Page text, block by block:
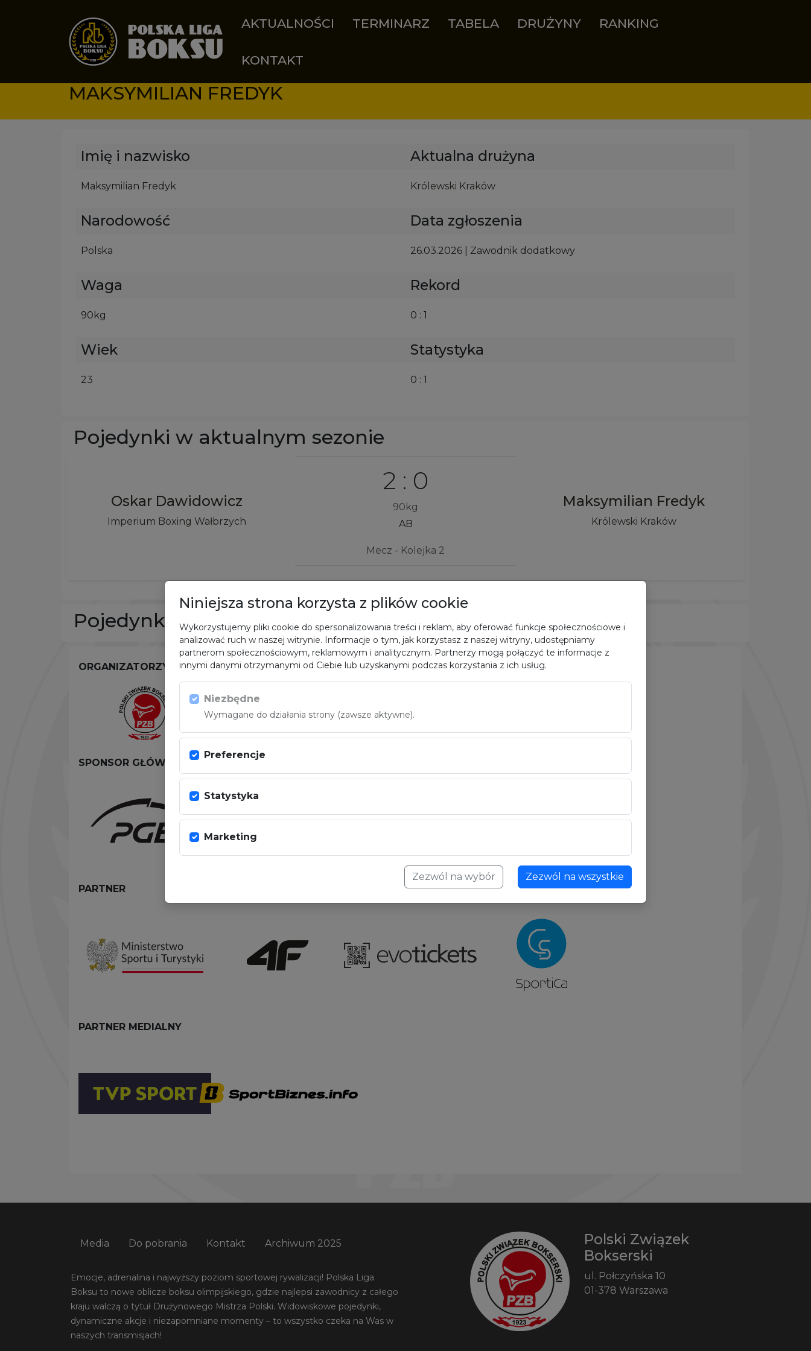
AKTUALNOŚCI TERMINARZ TABELA DRUŻYNY RANKING
KONTAKT
MAKSYMILIAN FREDYK
Imię i nazwisko
Maksymilian Fredyk
Narodowość
Polska
Waga
90kg
Wiek
23
Aktualna drużyna
Królewski Kraków
Data zgłoszenia
26.03.2026 | Zawodnik dodatkowy
Rekord
0 : 1
Statystyka
0 : 1
Pojedynki w aktualnym sezonie
Oskar Dawidowicz
Imperium Boxing Wałbrzych
2 : 0
90kg
AB
Mecz - Kolejka 2
Maksymilian Fredyk
Królewski Kraków
Pojedynki w sezonie 2025
ORGANIZATORZY
SPONSOR GŁÓWNY
PARTNER
PARTNER MEDIALNY
Media Do pobrania Kontakt Archiwum 2025
Emocje, adrenalina i najwyższy poziom sportowej rywalizacji! Polska Liga
Boksu to nowe oblicze boksu olimpijskiego, gdzie najlepsi zawodnicy z całego
kraju walczą o tytuł Drużynowego Mistrza Polski. Widowiskowe pojedynki,
dynamiczne akcje i niezapomniane momenty – to wszystko czeka na Was w
naszych transmisjach!
Polski Związek
Bokserski
ul. Połczyńska 10
01-378 Warszawa
Niniejsza strona korzysta z plików cookie
Wykorzystujemy pliki cookie do spersonalizowania treści i reklam, aby oferować funkcje społecznościowe i
analizować ruch w naszej witrynie. Informacje o tym, jak korzystasz z naszej witryny, udostępniamy
partnerom społecznościowym, reklamowym i analitycznym. Partnerzy mogą połączyć te informacje z
innymi danymi otrzymanymi od Ciebie lub uzyskanymi podczas korzystania z ich usług.
Niezbędne
Wymagane do działania strony (zawsze aktywne).
Preferencje
Statystyka
Marketing
Zezwól na wybór Zezwól na wszystkie